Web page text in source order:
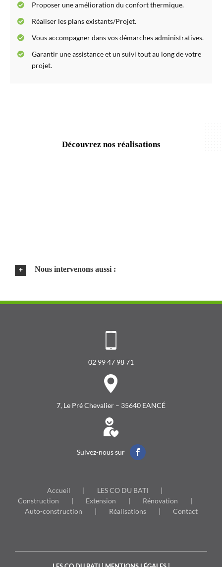
Proposer une amélioration du confort thermique.
Réaliser les plans existants/Projet.
Vous accompagner dans vos démarches administratives.
Garantir une assistance et un suivi tout au long de votre
projet.
Découvrez nos réalisations
Nous intervenons aussi :
02 99 47 98 71
7, Le Pré Chevalier – 35640 EANCÉ
Suivez-nous sur
Accueil
LES CO DU BATI
Construction
Extension
Rénovation
Auto-construction
Réalisations Contact